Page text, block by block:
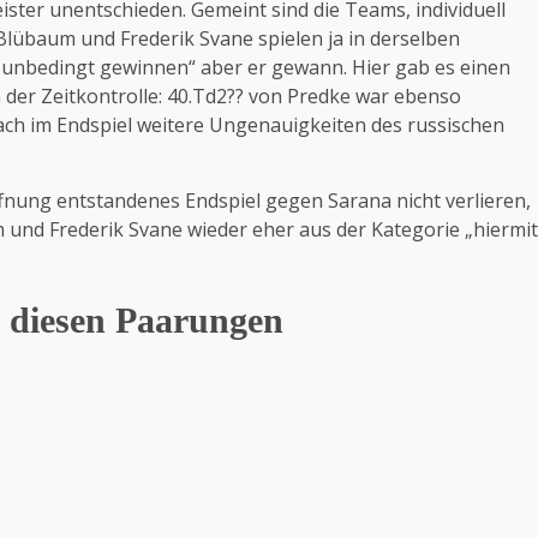
unentschieden. Gemeint sind die Teams, individuell
und Frederik Svane spielen ja in derselben
gewinnen“ aber er gewann. Hier gab es einen
Zeitkontrolle: 40.Td2?? von Predke war ebenso
im Endspiel weitere Ungenauigkeiten des russischen
entstandenes Endspiel gegen Sarana nicht verlieren,
Frederik Svane wieder eher aus der Kategorie „hiermit
Paarungen